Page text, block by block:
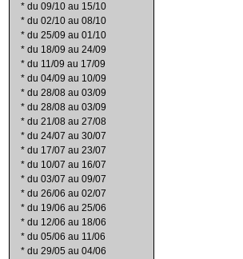
* du 09/10 au 15/10
* du 02/10 au 08/10
* du 25/09 au 01/10
* du 18/09 au 24/09
* du 11/09 au 17/09
* du 04/09 au 10/09
* du 28/08 au 03/09
* du 28/08 au 03/09
* du 21/08 au 27/08
* du 24/07 au 30/07
* du 17/07 au 23/07
* du 10/07 au 16/07
* du 03/07 au 09/07
* du 26/06 au 02/07
* du 19/06 au 25/06
* du 12/06 au 18/06
* du 05/06 au 11/06
* du 29/05 au 04/06